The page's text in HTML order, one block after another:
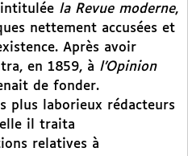
intitulée la Revue moderne,
nettement accusées et
Après avoir
en 1859, à l’Opinion
de fonder.
plus laborieux rédacteurs
il traita
relatives à